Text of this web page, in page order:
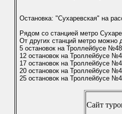
Остановка: "Сухаревская" на
Рядом со станцией метро
От других станций метро можно
5 остановок на Троллейбусе
12 остановок на Троллейбусе
17 остановок на Троллейбусе
20 остановок на Троллейбусе
25 остановок на Троллейбусе
Сайт